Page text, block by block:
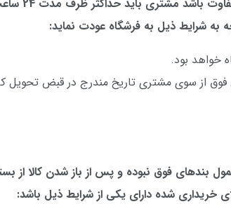
به شرایط ذیل به فرشگاه عودت نماید:
خواهد بود.
از سوی مشتری تاریخ مندرج در قبض تحویل
بندهای فوق نبوده و پس از باز شدن کالا از
خریداری شده دارای یکی از شرایط ذیل باشد: